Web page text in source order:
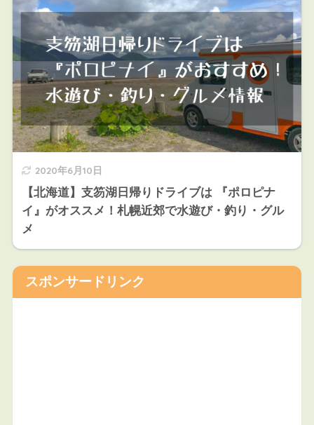
2020年6月10日
【北海道】支笏湖日帰りドライブは 『ポロピナ
イ』がオススメ！札幌近郊で水遊び・釣り・グル
メ
スポンサードリンク